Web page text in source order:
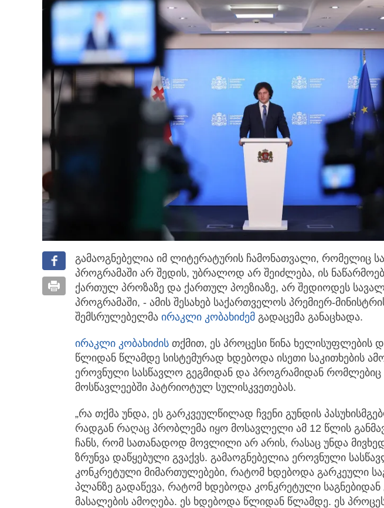
გამაოგნებელია იმ ლიტერატურის ჩამონათვალი, რომელიც
პროგრამაში არ შედის, უბრალოდ არ შეიძლება, ის
ქართულ პროზაზე და ქართულ პოეზიაზე, არ შედიოდეს
პროგრამაში, - ამის შესახებ საქართველოს პრემიერ-
შემსრულებელმა ირაკლი კობახიძემ გადაცემა განაცხადა.
ირაკლი კობახიძის თქმით, ეს პროცესი წინა ხელისუფლების
წლიდან წლამდე სისტემურად ხდებოდა ისეთი საკითხების
ეროვნული სასწავლო გეგმიდან და პროგრამიდან რომლებიც
მოსწავლეებში პატრიოტულ სულისკვეთებას.
„რა თქმა უნდა, ეს გარკვეულწილად ჩვენი გუნდის
რადგან რაღაც პრობლემა იყო მოსავლელი ამ 12 წლის
ჩანს, რომ სათანადოდ მოვლილი არ არის, რასაც უნდა
ზრუნვა დაწყებული გვაქვს. გამაოგნებელია ეროვნული
კონკრეტული მიმართულებები, რატომ ხდებოდა გარკეული
პლანზე გადაწევა, რატომ ხდებოდა კონკრეტული
მასალების ამოღება. ეს ხდებოდა წლიდან წლამდე. ეს